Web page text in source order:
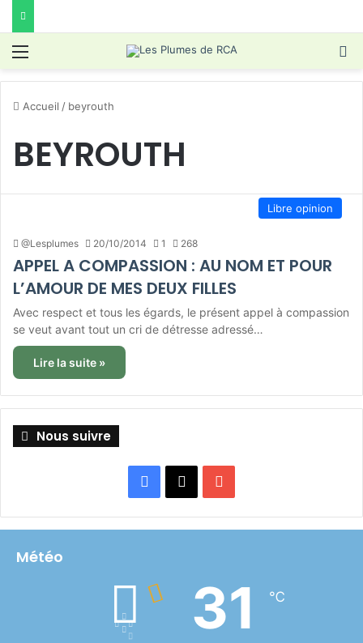
Menu
Accueil / beyrouth
BEYROUTH
Libre opinion
@Lesplumes 20/10/2014 1 268
APPEL A COMPASSION : AU NOM ET POUR
L’AMOUR DE MES DEUX FILLES
Avec respect et tous les égards, le présent appel à compassion
se veut avant tout un cri de détresse adressé…
Lire la suite »
Nous suivre
Facebook
X
Météo
31 ℃